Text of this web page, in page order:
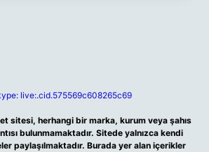
live:.cid.575569c608265c69
sitesi, herhangi bir marka, kurum veya şahıs
bulunmamaktadır. Sitede yalnızca kendi
paylaşılmaktadır. Burada yer alan içerikler